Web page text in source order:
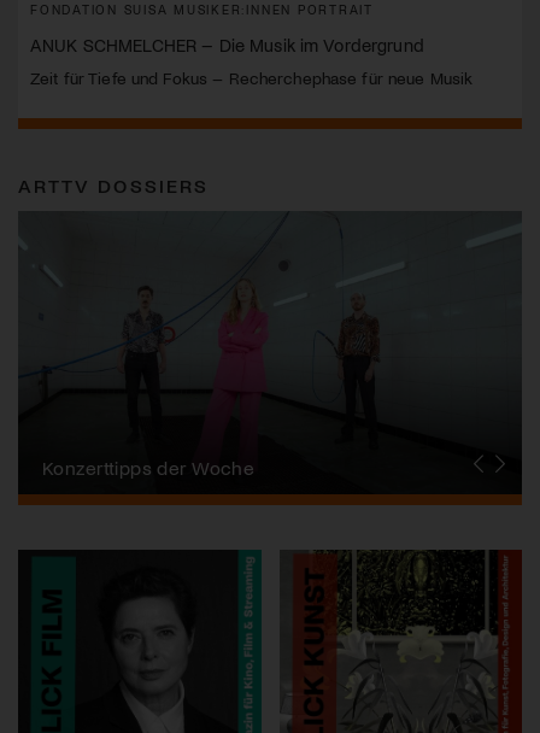
FONDATION SUISA MUSIKER:INNEN PORTRAIT
ANUK SCHMELCHER – Die Musik im Vordergrund
Zeit für Tiefe und Fokus – Recherchephase für neue Musik
ARTTV DOSSIERS
Alpentöne
Konzerttipps der Woche
Stanser Musiktage
FONDATION SUISA
Festival da Jazz
J.S. Bach-Stiftung